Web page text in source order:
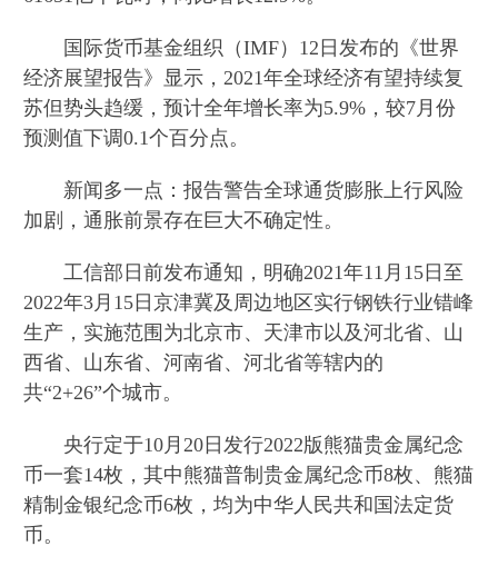
国际货币基金组织（IMF）12日发布的《世界
经济展望报告》显示，2021年全球经济有望持续复
苏但势头趋缓，预计全年增长率为5.9%，较7月份
预测值下调0.1个百分点。
新闻多一点：报告警告全球通货膨胀上行风险
加剧，通胀前景存在巨大不确定性。
工信部日前发布通知，明确2021年11月15日至
2022年3月15日京津冀及周边地区实行钢铁行业错峰
生产，实施范围为北京市、天津市以及河北省、山
西省、山东省、河南省、河北省等辖内的
共“2+26”个城市。
央行定于10月20日发行2022版熊猫贵金属纪念
币一套14枚，其中熊猫普制贵金属纪念币8枚、熊猫
精制金银纪念币6枚，均为中华人民共和国法定货
币。